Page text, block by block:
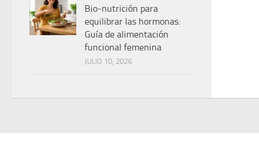
Bio-nutrición para
equilibrar las hormonas:
Guía de alimentación
funcional femenina
JULIO 10, 2026